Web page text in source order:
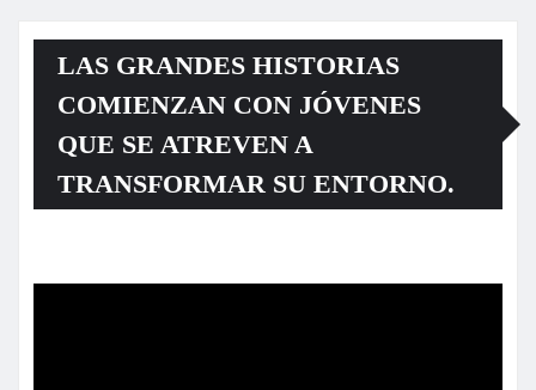
LAS GRANDES HISTORIAS
COMIENZAN CON JÓVENES
QUE SE ATREVEN A
TRANSFORMAR SU ENTORNO.